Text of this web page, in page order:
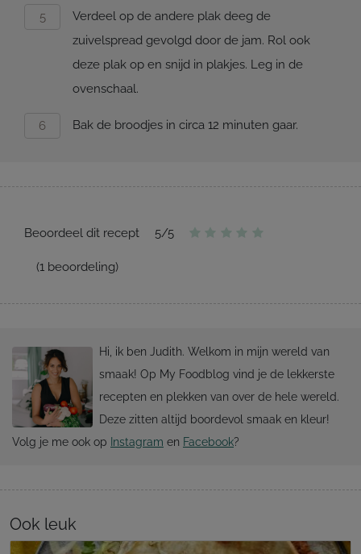
Verdeel op de andere plak deeg de
zuivelspread gevolgd door de jam. Rol ook
deze plak op en snijd in plakjes. Leg in de
ovenschaal.
Bak de broodjes in circa 12 minuten gaar.
Beoordeel dit recept 5/5
(1 beoordeling)
Hi, ik ben Judith. Welkom in mijn wereld van
smaak! Op My Foodblog vind je de lekkerste
recepten en plekken van over de hele wereld.
Deze zitten altijd boordevol smaak en kleur!
Volg je me ook op Instagram en Facebook?
Ook leuk